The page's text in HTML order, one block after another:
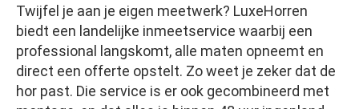
Twijfel je aan je eigen meetwerk? LuxeHorren
biedt een landelijke inmeetservice waarbij een
professional langskomt, alle maten opneemt en
direct een offerte opstelt. Zo weet je zeker dat de
hor past. Die service is er ook gecombineerd met